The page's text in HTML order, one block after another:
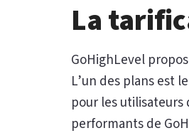
La
GoHighLevel
L’un des plans est le
pour les
performants de